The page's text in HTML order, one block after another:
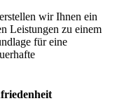
wir Ihnen ein
Leistungen zu einem
für eine